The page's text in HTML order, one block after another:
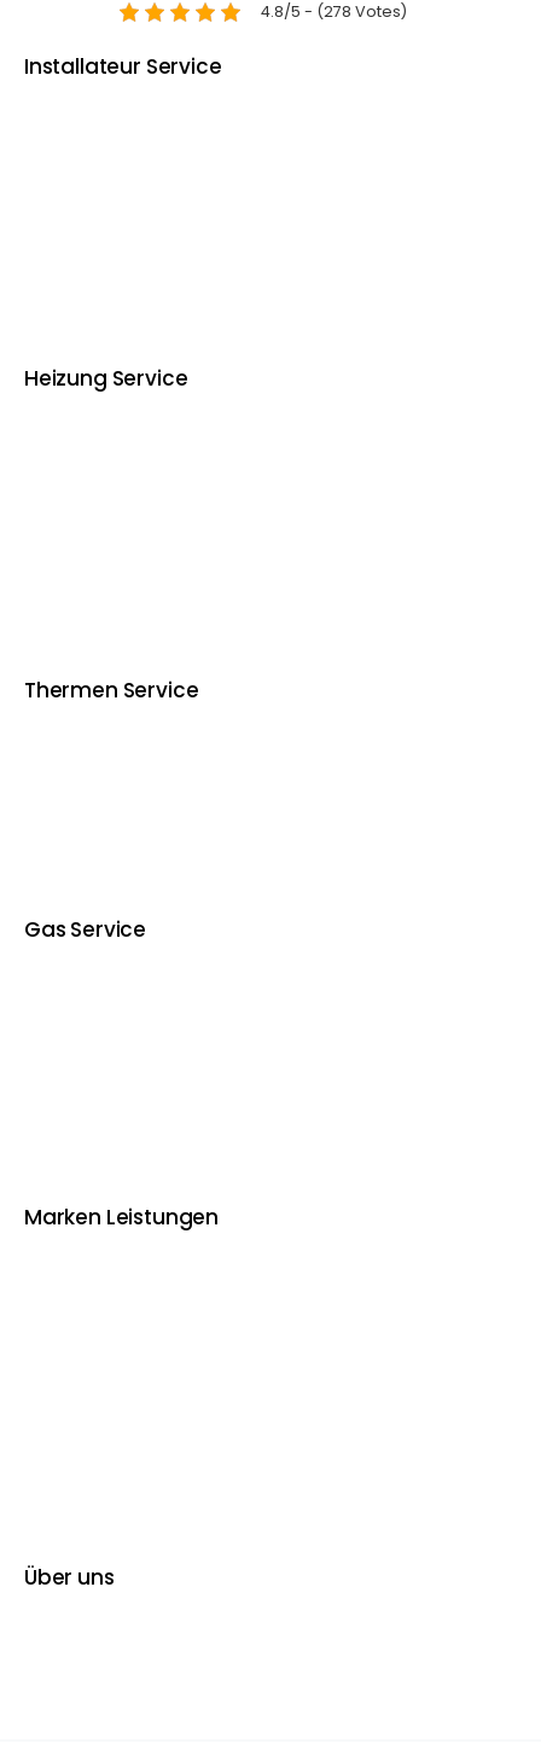
4.8/5 - (278 Votes)
Installateur Service
Heizung Service
Thermen Service
Gas Service
Marken Leistungen
Über uns